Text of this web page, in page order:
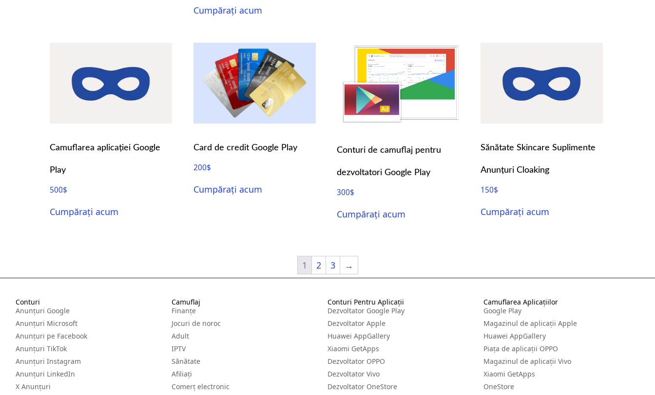
Cumpărați acum
Camuflarea aplicației Google
Play
500$
Cumpărați acum
Card de credit Google Play
200$
Cumpărați acum
Conturi de camuflaj pentru
dezvoltatori Google Play
300$
Cumpărați acum
Sănătate Skincare Suplimente
Anunțuri Cloaking
150$
Cumpărați acum
1 2 3 →
Conturi
Anunțuri Google
Anunțuri Microsoft
Anunțuri pe Facebook
Anunțuri TikTok
Anunțuri Instagram
Anunțuri LinkedIn
X Anunțuri
Camuflaj
Finanțe
Jocuri de noroc
Adult
IPTV
Sănătate
Afiliați
Comerț electronic
Conturi Pentru Aplicații
Dezvoltator Google Play
Dezvoltator Apple
Huawei AppGallery
Xiaomi GetApps
Dezvoltator OPPO
Dezvoltator Vivo
Dezvoltator OneStore
Camuflarea Aplicațiilor
Google Play
Magazinul de aplicații Apple
Huawei AppGallery
Piața de aplicații OPPO
Magazinul de aplicații Vivo
Xiaomi GetApps
OneStore